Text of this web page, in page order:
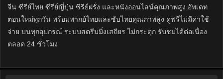
จีน ซีรีย์ไทย ซีรีย์ญี่ปุ่น ซีรีย์ฝรั่ง และหนังออนไลน์คุณภาพสูง อัพเดท
ตอนใหม่ทุกวัน พร้อมพากย์ไทยและซับไทยคุณภาพสูง ดูฟรีไม่มีค่าใช้
จ่าย บนทุกอุปกรณ์ ระบบสตรีมมิ่งเสถียร ไม่กระตุก รับชมได้ต่อเนื่อง
ตลอด 24 ชั่วโมง